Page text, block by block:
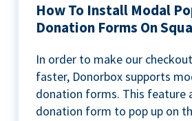
How To Install Modal
Donation Forms On
In order to make our
faster, Donorbox supports
donation forms. This feature
donation form to pop up on